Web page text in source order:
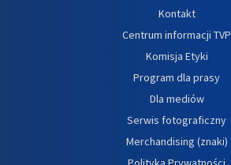
Kontakt
Centrum informacji TVP
Komisja Etyki
Program dla prasy
Dla mediów
Serwis fotograficzny
Merchandising (znaki)